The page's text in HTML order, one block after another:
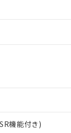
機能付き)